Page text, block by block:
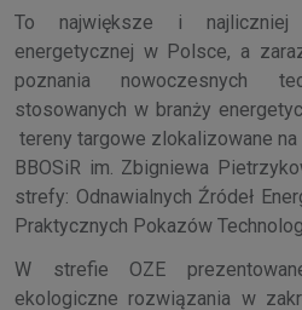
To największe i
energetycznej w Polsce, a
poznania nowoczesnych
stosowanych w branży
tereny targowe zlokalizowane
BBOSiR im. Zbigniewa
strefy: Odnawialnych Źródeł
Praktycznych Pokazów
W strefie OZE
ekologiczne rozwiązania w